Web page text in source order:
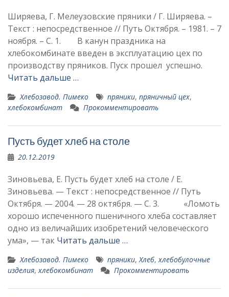
Ширяева, Г. Мелеузовские пряники / Г. Ширяева. –
Текст : непосредственное // Путь Октября. – 1981. – 7
ноября. – С. 1. В канун праздника на
хлебокомбинате введен в эксплуатацию цех по
производству пряников. Пуск прошел успешно.
Читать дальше …
Хлебозавод. Пимеко пряники, пряничный цех,
хлебокомбинат
Прокомментировать
Пусть будет хлеб на столе
20.12.2019
Зиновьева, Е. Пусть будет хлеб на столе / Е.
Зиновьева. — Текст : непосредственное // Путь
Октября. — 2004. — 28 октября. — С. 3. «Ломоть
хорошо испе­ченного пшеничного хлеба составляет
одно из вели­чайших изобретений чело­веческого
ума», — так Читать дальше …
Хлебозавод. Пимеко пряники,Хлеб,хлебобулочные
изделия,хлебокомбинат Прокомментировать